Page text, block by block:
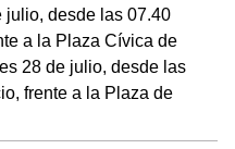
julio, desde las 07.40
a la Plaza Cívica de
28 de julio, desde las
frente a la Plaza de